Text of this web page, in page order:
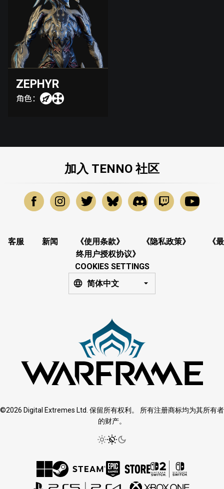
ZEPHYR
角色：
加入 TENNO 社区
客服 新闻 《使用条款》 《隐私政策》
《最
终用户授权协议》
COOKIES SETTINGS
简体中文
©2026 Digital Extremes Ltd. 保留所有权利。 所有注册商标均为其所有者
的财产。